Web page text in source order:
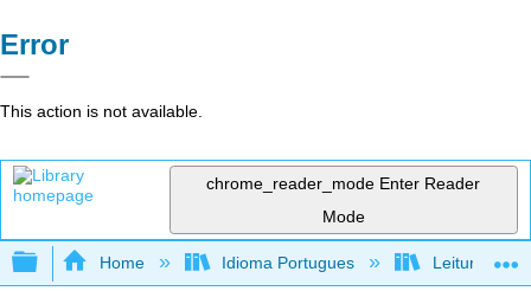
Error
This action is not available.
chrome_reader_mode Enter Reader
Mode
Expand/collapse global hierarchy
Home Idioma Portugues Leitura,